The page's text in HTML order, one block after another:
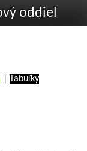
Tabuľky
oddiel